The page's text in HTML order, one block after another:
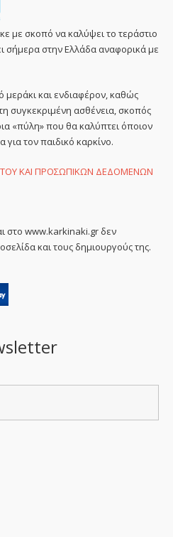
με σκοπό να καλύψει το τεράστιο
σήμερα στην Ελλάδα αναφορικά με
μεράκι και ενδιαφέρον, καθώς
συγκεκριμένη ασθένεια, σκοπός
«πύλη» που θα καλύπτει όποιον
για τον παιδικό καρκίνο.
ΚΑΙ ΠΡΟΣΩΠΙΚΩΝ ΔΕΔΟΜΕΝΩΝ
στο www.karkinaki.gr δεν
και τους δημιουργούς της.